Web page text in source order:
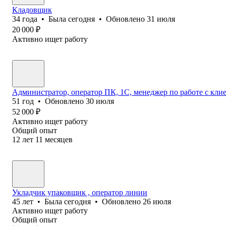
Кладовщик
34 года • Была сегодня • Обновлено 31 июля
20 000 ₽
Активно ищет работу
Администратор, оператор ПК, 1С, менеджер по работе с
51 год • Обновлено 30 июля
52 000 ₽
Активно ищет работу
Общий опыт
12 лет 11 месяцев
Укладчик упаковщик , оператор линии
45 лет • Была сегодня • Обновлено 26 июля
Активно ищет работу
Общий опыт